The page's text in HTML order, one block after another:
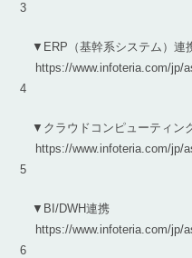
3
▼ERP（基幹系システム）連
https://www.infoteria.com/jp/
4
▼クラウドコンピューティン
https://www.infoteria.com/jp/
5
▼BI/DWH連携
https://www.infoteria.com/jp/
6